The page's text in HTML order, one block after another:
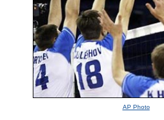
AP Photo